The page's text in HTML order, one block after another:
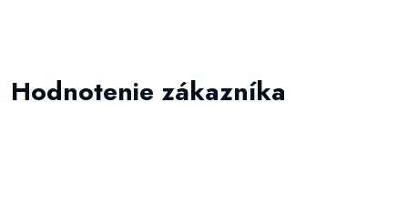
Hodnotenie zákazníka